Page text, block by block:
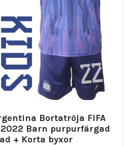
Bortatröja FIFA
Barn purpurfärgad
+ Korta byxor